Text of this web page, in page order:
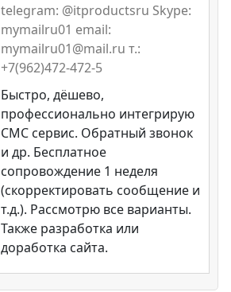
telegram: @itproductsru Skype:
mymailru01 email:
mymailru01@mail.ru т.:
+7(962)472-472-5
Быстро, дёшево,
профессионально интегрирую
СМС сервис. Обратный звонок
и др. Бесплатное
сопровождение 1 неделя
(скорректировать сообщение и
т.д.). Рассмотрю все варианты.
Также разработка или
доработка сайта.